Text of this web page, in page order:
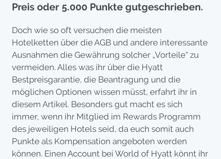
Preis oder 5.000 Punkte gutgeschrieben.
Doch wie so oft versuchen die meisten
Hotelketten über die AGB und andere interessante
Ausnahmen die Gewährung solcher „Vorteile“ zu
vermeiden. Alles was ihr über die Hyatt
Bestpreisgarantie, die Beantragung und die
möglichen Optionen wissen müsst, erfahrt ihr in
diesem Artikel. Besonders gut macht es sich
immer, wenn ihr Mitglied im Rewards Programm
des jeweiligen Hotels seid, da euch somit auch
Punkte als Kompensation angeboten werden
können. Einen Account bei World of Hyatt könnt ihr